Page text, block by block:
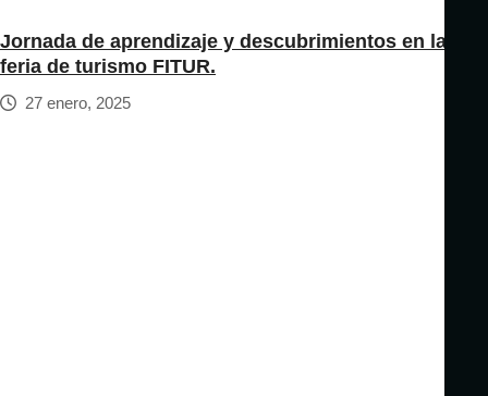
Jornada de aprendizaje y descubrimientos en la
feria de turismo FITUR.
27 enero, 2025